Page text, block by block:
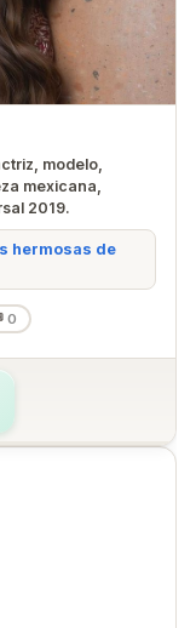
modelo,
mexicana,
2019.
hermosas de
0